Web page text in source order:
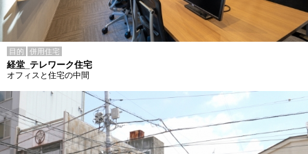
目的 併用住宅
経堂_テレワーク住宅
オフィスと住宅の中間